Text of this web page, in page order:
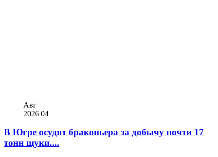
Авг
2026 04
В Югре осудят браконьера за добычу почти 17
тонн щуки....